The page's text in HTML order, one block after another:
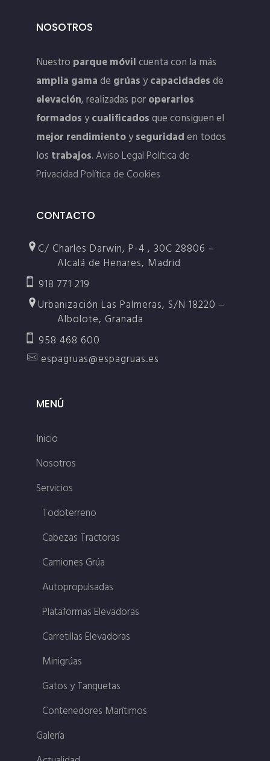
NOSOTROS
Nuestro parque móvil cuenta con la más
amplia gama de grúas ycapacidades de
elevación, realizadas por operarios
formados ycualificados que consiguen el
mejor rendimientoyseguridad en todos
los trabajos. Aviso Legal Política de
Privacidad Política de Cookies
CONTACTO
C/ Charles Darwin, P-4 , 30C 28806 –
Alcalá de Henares, Madrid
918 771 219
Urbanización Las Palmeras, S/N 18220 –
Albolote, Granada
958 468 600
espagruas@espagruas.es
MENÚ
Inicio
Nosotros
Servicios
Todoterreno
Cabezas Tractoras
Camiones Grúa
Autopropulsadas
Plataformas Elevadoras
Carretillas Elevadoras
Minigrúas
Gatos y Tanquetas
Contenedores Marítimos
Galería